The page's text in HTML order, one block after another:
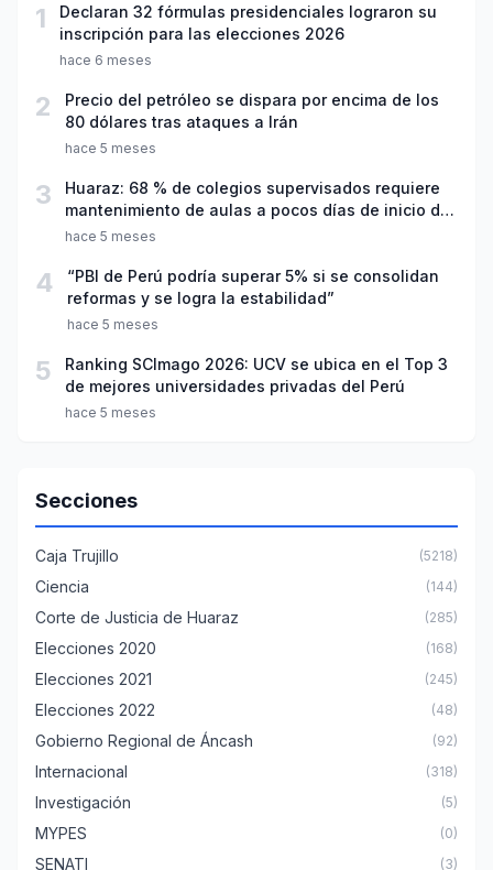
1
Declaran 32 fórmulas presidenciales lograron su
inscripción para las elecciones 2026
hace 6 meses
2
Precio del petróleo se dispara por encima de los
80 dólares tras ataques a Irán
hace 5 meses
3
Huaraz: 68 % de colegios supervisados requiere
mantenimiento de aulas a pocos días de inicio del
año escolar 2026
hace 5 meses
4
“PBI de Perú podría superar 5% si se consolidan
reformas y se logra la estabilidad”
hace 5 meses
5
Ranking SCImago 2026: UCV se ubica en el Top 3
de mejores universidades privadas del Perú
hace 5 meses
Secciones
Caja Trujillo (5218)
Ciencia (144)
Corte de Justicia de Huaraz (285)
Elecciones 2020 (168)
Elecciones 2021 (245)
Elecciones 2022 (48)
Gobierno Regional de Áncash (92)
Internacional (318)
Investigación (5)
MYPES (0)
SENATI (3)